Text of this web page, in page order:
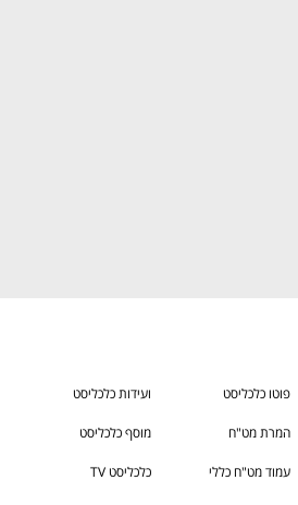
פוטו כלכליסט ועידות כלכליסט
המרת מט"ח מוסף כלכליסט
עמוד מט"ח כללי כלכליסט TV